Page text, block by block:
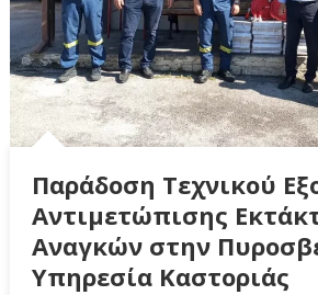
Παράδοση Τεχνικού
Αντιμετώπισης
Αναγκών στην
Υπηρεσία Καστοριάς